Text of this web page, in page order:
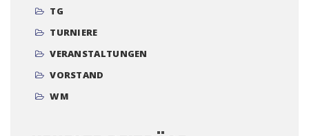
TG
TURNIERE
VERANSTALTUNGEN
VORSTAND
WM